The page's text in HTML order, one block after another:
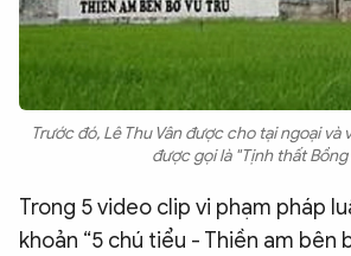
Trước đó, Lê Thu Vân được cho tại ngoại và
được gọi là "Tịnh thất Bồng
Trong 5 video clip vi phạm pháp
khoản “5 chú tiểu - Thiền am bên